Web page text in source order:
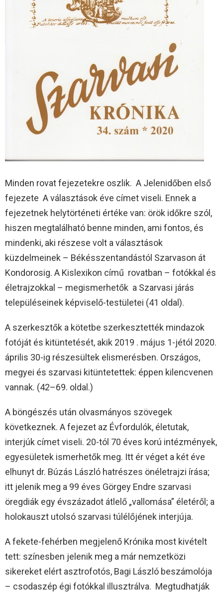
Minden rovat fejezetekre oszlik. A Jelenidőben első
fejezete A választások éve címet viseli. Ennek a
fejezetnek helytörténeti értéke van: örök időkre szól,
hiszen megtalálható benne minden, ami fontos, és
mindenki, aki részese volt a választások
küzdelmeinek – Békésszentandástól Szarvason át
Kondorosig. A Kislexikon című rovatban – fotókkal és
életrajzokkal – megismerhetők a Szarvasi járás
településeinek képviselő-testületei (41 oldal).
A szerkesztők a kötetbe szerkesztették mindazok
fotóját és kitüntetését, akik 2019 . május 1-jétól 2020.
április 30-ig részesültek elismerésben. Országos,
megyei és szarvasi kitüntetettek: éppen kilencvenen
vannak. (42–69. oldal.)
A böngészés után olvasmányos szövegek
következnek. A fejezet az Évfordulók, életutak,
interjúk címet viseli. 20-tól 70 éves korú intézmények,
egyesületek ismerhetők meg. Itt ér véget a két éve
elhunyt dr. Búzás László hatrészes önéletrajzi írása;
itt jelenik meg a 99 éves Görgey Endre szarvasi
öregdiák egy évszázadot átlelő „vallomása” életéről; a
holokauszt utolsó szarvasi túlélőjének interjúja.
A fekete-fehérben megjelenő Krónika most kivételt
tett: színesben jelenik meg a már nemzetközi
sikereket elért asztrofotós, Bagi László beszámolója
– csodaszép égi fotókkal illusztrálva. Megtudhatják